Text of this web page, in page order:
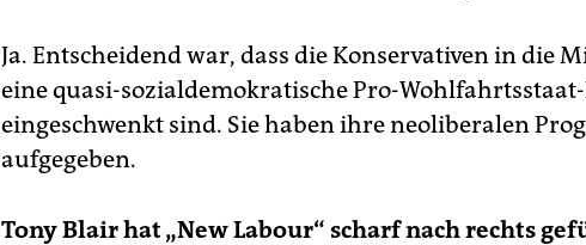
Ja. Entscheidend war, dass die Konservativen in die
eine quasi-sozialdemokratische Pro-
eingeschwenkt sind. Sie haben ihre neoliberalen
aufgegeben.
Tony Blair hat „New Labour“ scharf nach rechts